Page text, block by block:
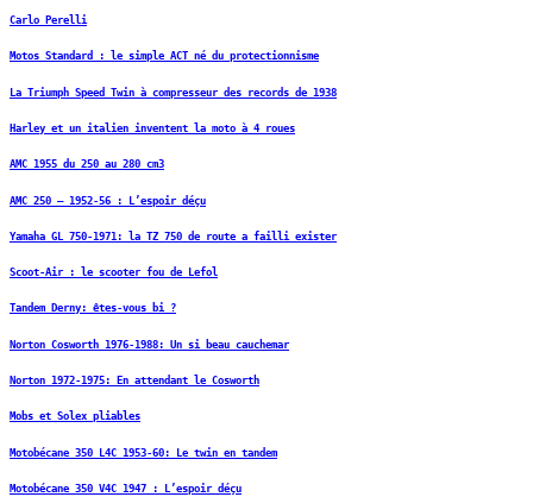
Carlo Perelli
Motos Standard : le simple ACT né du protectionnisme
La Triumph Speed Twin à compresseur des records de 1938
Harley et un italien inventent la moto à 4 roues
AMC 1955 du 250 au 280 cm3
AMC 250 – 1952-56 : L’espoir déçu
Yamaha GL 750-1971: la TZ 750 de route a failli exister
Scoot-Air : le scooter fou de Lefol
Tandem Derny: êtes-vous bi ?
Norton Cosworth 1976-1988: Un si beau cauchemar
Norton 1972-1975: En attendant le Cosworth
Mobs et Solex pliables
Motobécane 350 L4C 1953-60: Le twin en tandem
Motobécane 350 V4C 1947 : L’espoir déçu